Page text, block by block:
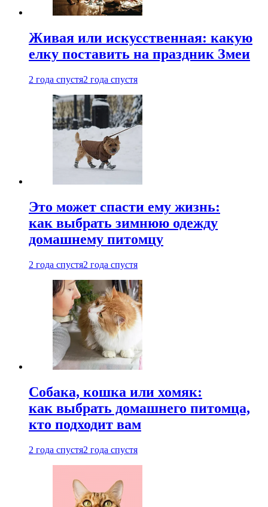
Живая или искусственная: какую
елку поставить на праздник Змеи
2 года спустя2 года спустя
Это может спасти ему жизнь:
как выбрать зимнюю одежду
домашнему питомцу
2 года спустя2 года спустя
Собака, кошка или хомяк:
как выбрать домашнего питомца,
кто подходит вам
2 года спустя2 года спустя